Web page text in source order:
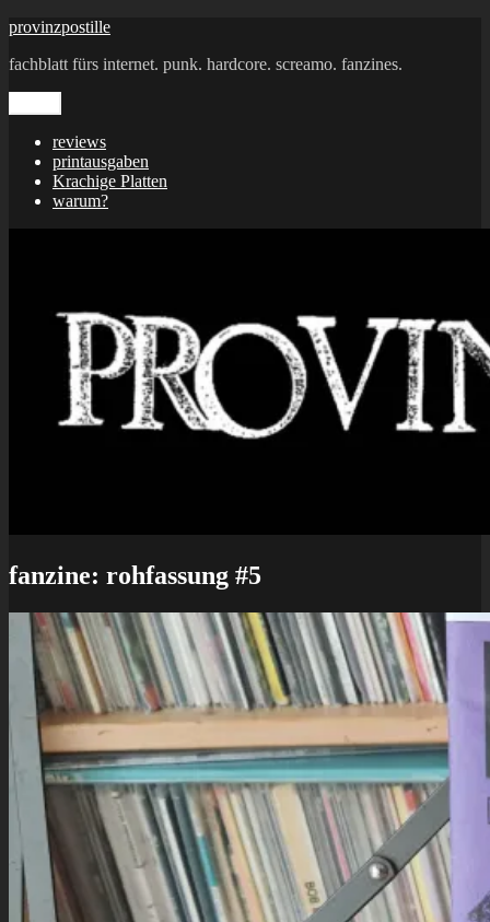
Zum
springen
provinzpostille
fachblatt fürs internet. punk. hardcore. screamo. fanzines.
reviews
printausgaben
Krachige Platten
warum?
fanzine: rohfassung #5